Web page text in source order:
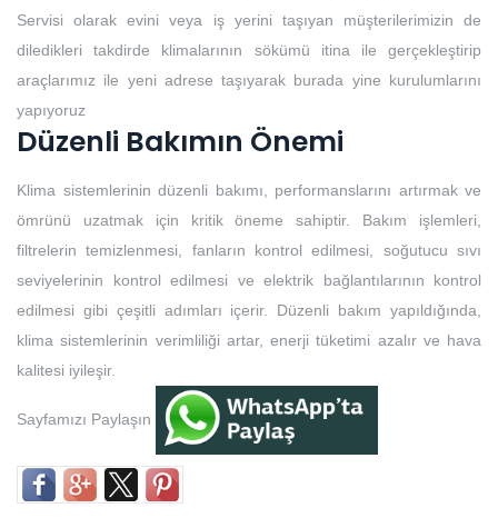
Servisi olarak evini veya iş yerini taşıyan müşterilerimizin de
diledikleri takdirde klimalarının sökümü itina ile gerçekleştirip
araçlarımız ile yeni adrese taşıyarak burada yine kurulumlarını
yapıyoruz
Düzenli Bakımın Önemi
Klima sistemlerinin düzenli bakımı, performanslarını artırmak ve
ömrünü uzatmak için kritik öneme sahiptir. Bakım işlemleri,
filtrelerin temizlenmesi, fanların kontrol edilmesi, soğutucu sıvı
seviyelerinin kontrol edilmesi ve elektrik bağlantılarının kontrol
edilmesi gibi çeşitli adımları içerir. Düzenli bakım yapıldığında,
klima sistemlerinin verimliliği artar, enerji tüketimi azalır ve hava
kalitesi iyileşir.
Sayfamızı Paylaşın